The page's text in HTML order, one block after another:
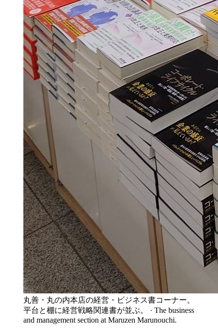
丸善・丸の内本店の経営・ビジネス書コーナー。
平台と棚に経営戦略関連書が並ぶ。 · The business
and management section at Maruzen Marunouchi.